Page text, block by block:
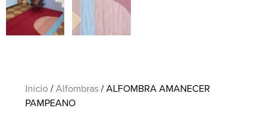
Inicio / Alfombras / ALFOMBRA AMANECER
PAMPEANO